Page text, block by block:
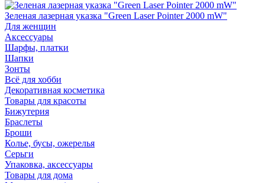
Зеленая лазерная указка "Green Laser Pointer 2000 mW"
Для женщин
Аксессуары
Шарфы, платки
Шапки
Зонты
Всё для хобби
Декоративная косметика
Товары для красоты
Бижутерия
Браслеты
Броши
Колье, бусы, ожерелья
Серьги
Упаковка, аксессуары
Товары для дома